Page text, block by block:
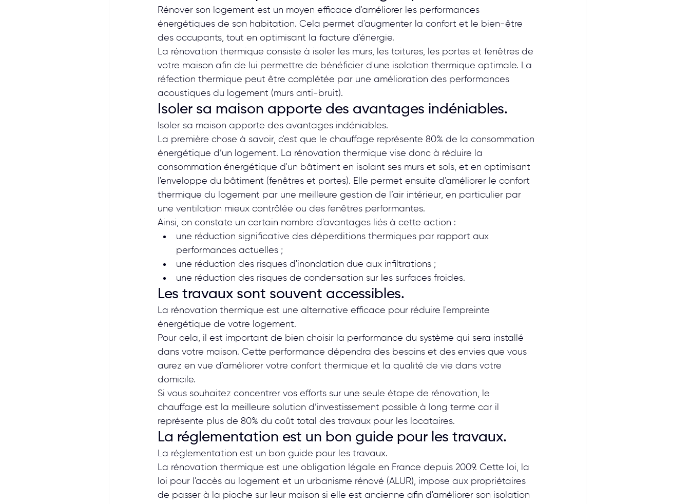
Rénover son logement est un moyen efficace d'améliorer les performances
énergétiques de son habitation. Cela permet d'augmenter la confort et le bien-être
des occupants, tout en optimisant la facture d'énergie.
La rénovation thermique consiste à isoler les murs, les toitures, les portes et fenêtres de
votre maison afin de lui permettre de bénéficier d'une isolation thermique optimale. La
réfection thermique peut être complétée par une amélioration des performances
acoustiques du logement (murs anti-bruit).
Isoler sa maison apporte des avantages indéniables.
Isoler sa maison apporte des avantages indéniables.
La première chose à savoir, c'est que le chauffage représente 80% de la consommation
énergétique d’un logement. La rénovation thermique vise donc à réduire la
consommation énergétique d'un bâtiment en isolant ses murs et sols, et en optimisant
l'enveloppe du bâtiment (fenêtres et portes). Elle permet ensuite d'améliorer le confort
thermique du logement par une meilleure gestion de l’air intérieur, en particulier par
une ventilation mieux contrôlée ou des fenêtres performantes.
Ainsi, on constate un certain nombre d'avantages liés à cette action :
une réduction significative des déperditions thermiques par rapport aux
performances actuelles ;
une réduction des risques d'inondation due aux infiltrations ;
une réduction des risques de condensation sur les surfaces froides.
Les travaux sont souvent accessibles.
La rénovation thermique est une alternative efficace pour réduire l'empreinte
énergétique de votre logement.
Pour cela, il est important de bien choisir la performance du système qui sera installé
dans votre maison. Cette performance dépendra des besoins et des envies que vous
aurez en vue d'améliorer votre confort thermique et la qualité de vie dans votre
domicile.
Si vous souhaitez concentrer vos efforts sur une seule étape de rénovation, le
chauffage est la meilleure solution d’investissement possible à long terme car il
représente plus de 80% du coût total des travaux pour les locataires.
La réglementation est un bon guide pour les travaux.
La réglementation est un bon guide pour les travaux.
La rénovation thermique est une obligation légale en France depuis 2009. Cette loi, la
loi pour l'accès au logement et un urbanisme rénové (ALUR), impose aux propriétaires
de passer à la pioche sur leur maison si elle est ancienne afin d'améliorer son isolation